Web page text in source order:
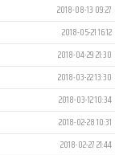
2018-08-13 09:27
2018-05-21 16:12
2018-04-29 21:30
2018-03-22 13:30
2018-03-12 10:34
2018-02-28 10:31
2018-02-27 21:44